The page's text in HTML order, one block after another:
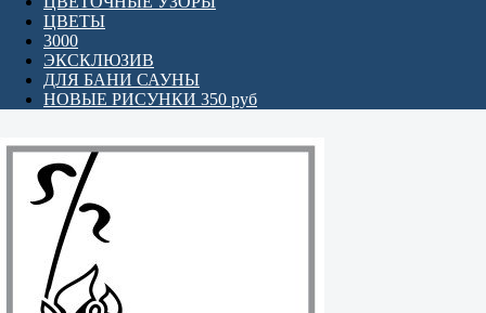
ЦВЕТЫ
3000
ЭКСКЛЮЗИВ
ДЛЯ БАНИ САУНЫ
НОВЫЕ РИСУНКИ 350 руб